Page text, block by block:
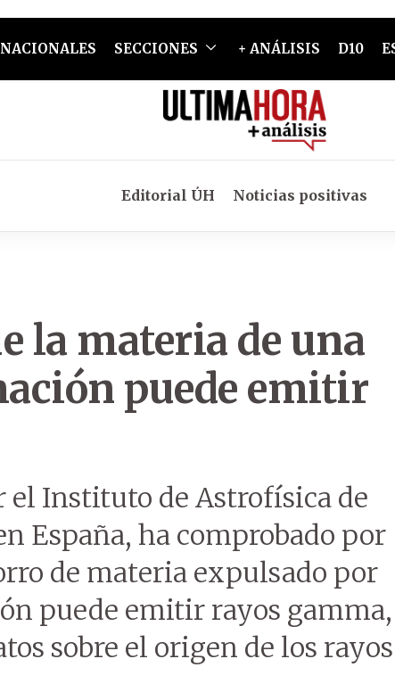
NACIONALES SECCIONES + ANÁLISIS D10
Editorial ÚH Noticias positivas
la materia de una
puede emitir
el Instituto de Astrofísica de
España, ha comprobado por
de materia expulsado por
puede emitir rayos gamma,
sobre el origen de los rayos